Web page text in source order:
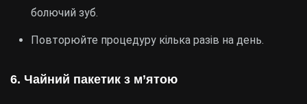
болючий зуб.
Повторюйте процедуру кілька разів на день.
6. Чайний пакетик з м’ятою